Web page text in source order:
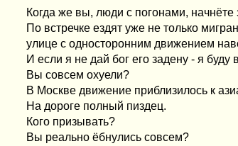
Когда же вы, люди с погонами, начнёте
По встречке ездят уже не только
улице с односторонним движением
И если я не дай бог его задену - я буду
Вы совсем охуели?
В Москве движение приблизилось к
На дороге полный пиздец.
Кого призывать?
Вы реально ёбнулись совсем?